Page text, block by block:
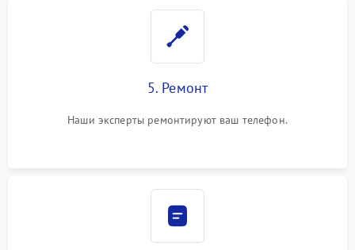
5. Ремонт
Наши эксперты ремонтируют ваш телефон.